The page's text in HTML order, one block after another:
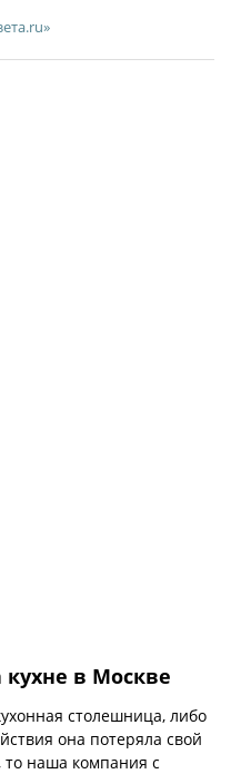
в Москве
столешница, либо
она потеряла свой
наша компания с